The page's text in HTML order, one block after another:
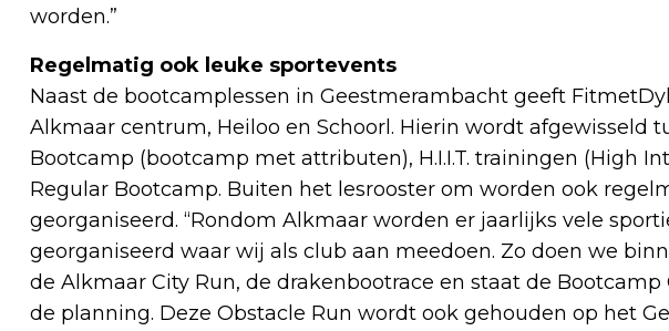
worden.”
Regelmatig ook leuke sportevents
Naast de bootcamplessen in Geestmerambacht geeft
Alkmaar centrum, Heiloo en Schoorl. Hierin wordt afgewisseld
Bootcamp (bootcamp met attributen), H.I.I.T. trainingen (High
Regular Bootcamp. Buiten het lesrooster om worden ook
georganiseerd. “Rondom Alkmaar worden er jaarlijks vele
georganiseerd waar wij als club aan meedoen. Zo doen we
de Alkmaar City Run, de drakenbootrace en staat de
de planning. Deze Obstacle Run wordt ook gehouden op het